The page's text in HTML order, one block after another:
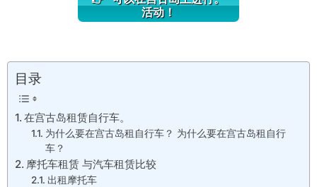
活动！
目录
在宫古岛租赁自行车。
为什么要在宫古岛租自行车？ 为什么要在宫古岛租自行
车？
摩托车租赁 与汽车租赁比较
出租摩托车